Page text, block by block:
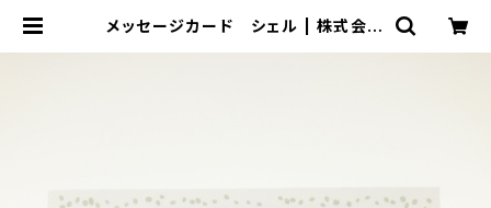
メッセージカード シェル | 株式会社